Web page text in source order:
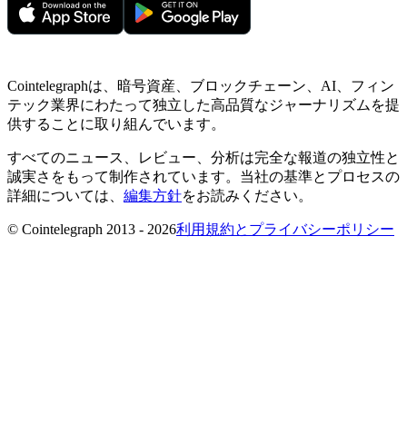
Cointelegraphは、暗号資産、ブロックチェーン、AI、フィン
テック業界にわたって独立した高品質なジャーナリズムを提
供することに取り組んでいます。
すべてのニュース、レビュー、分析は完全な報道の独立性と
誠実さをもって制作されています。当社の基準とプロセスの
詳細については、 編集方針をお読みください。
© Cointelegraph 2013 - 2026利用規約とプライバシーポリシー